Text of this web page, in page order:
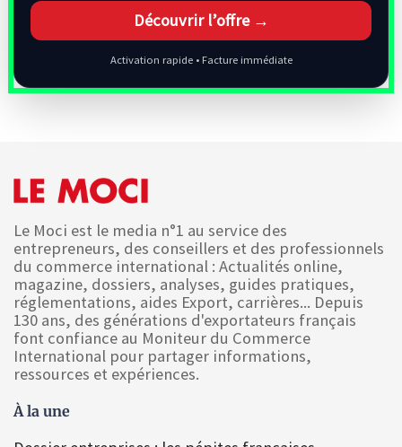
Découvrir l’offre →
Activation rapide • Facture immédiate
Le Moci est le media n°1 au service des
entrepreneurs, des conseillers et des professionnels
du commerce international : Actualités online,
magazine, dossiers, analyses, guides pratiques,
réglementations, aides Export, carrières... Depuis
130 ans, des générations d'exportateurs français
font confiance au Moniteur du Commerce
International pour partager informations,
ressources et expériences.
À la une